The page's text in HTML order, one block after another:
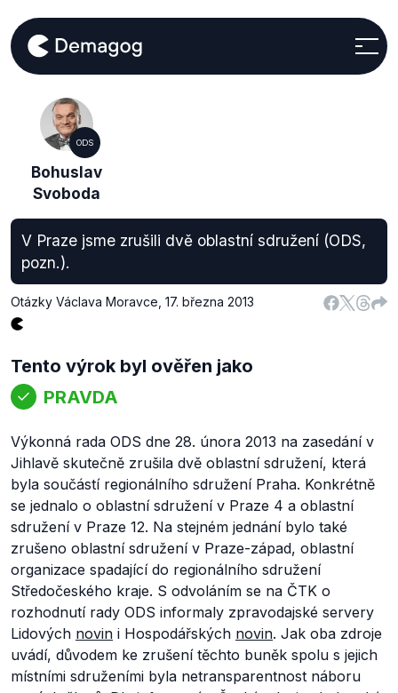
ODS
Bohuslav
Svoboda
V Praze jsme zrušili dvě oblastní sdružení (ODS,
pozn.).
Otázky Václava Moravce 17. března 2013
Tento výrok byl ověřen jako
PRAVDA
Výkonná rada ODS dne 28. února 2013 na zasedání v
Jihlavě skutečně zrušila dvě oblastní sdružení, která
byla součástí regionálního sdružení Praha. Konkrétně
se jednalo o oblastní sdružení v Praze 4 a oblastní
sdružení v Praze 12. Na stejném jednání bylo také
zrušeno oblastní sdružení v Praze-západ, oblastní
organizace spadající do regionálního sdružení
Středočeského kraje. S odvoláním se na ČTK o
rozhodnutí rady ODS informaly zpravodajské servery
Lidových novin i Hospodářských novin. Jak oba zdroje
uvádí, důvodem ke zrušení těchto buněk spolu s jejich
místními sdruženími byla netransparentnost náboru